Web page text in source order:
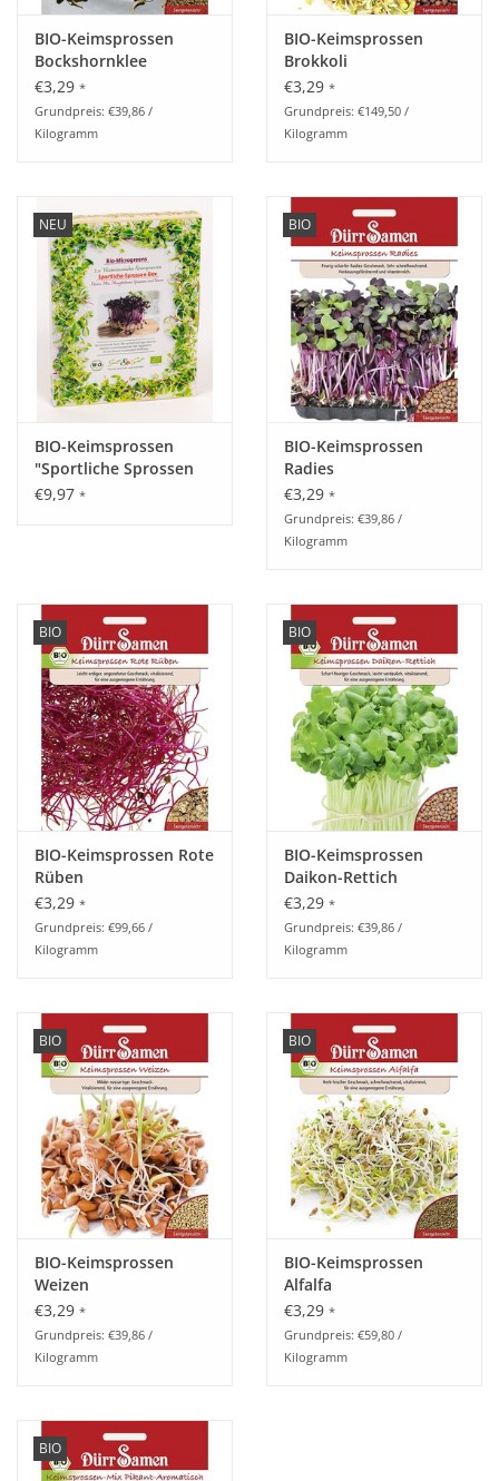
BIO-Keimsprossen
Bockshornklee
€3,29 *
Grundpreis: €39,86 /
Kilogramm
BIO-Keimsprossen
Brokkoli
€3,29 *
Grundpreis: €149,50 /
Kilogramm
NEU
BIO-Keimsprossen
"Sportliche Sprossen
Box"
€9,97 *
BIO
BIO-Keimsprossen
Radies
€3,29 *
Grundpreis: €39,86 /
Kilogramm
BIO
BIO-Keimsprossen Rote
Rüben
€3,29 *
Grundpreis: €99,66 /
Kilogramm
BIO
BIO-Keimsprossen
Daikon-Rettich
€3,29 *
Grundpreis: €39,86 /
Kilogramm
BIO
BIO-Keimsprossen
Weizen
€3,29 *
Grundpreis: €39,86 /
Kilogramm
BIO
BIO-Keimsprossen
Alfalfa
€3,29 *
Grundpreis: €59,80 /
Kilogramm
BIO